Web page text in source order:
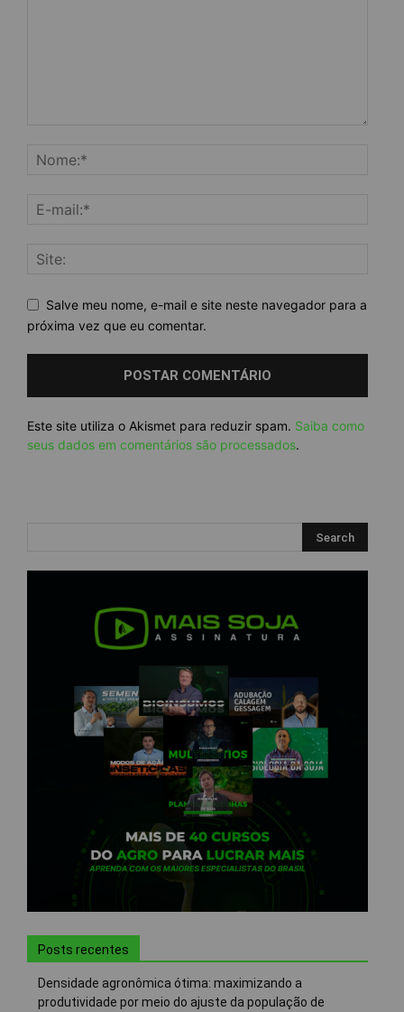
Salve meu nome, e-mail e site neste navegador para a
próxima vez que eu comentar.
Este site utiliza o Akismet para reduzir spam. Saiba como
seus dados em comentários são processados.
Posts recentes
Densidade agronômica ótima: maximizando a
produtividade por meio do ajuste da população de